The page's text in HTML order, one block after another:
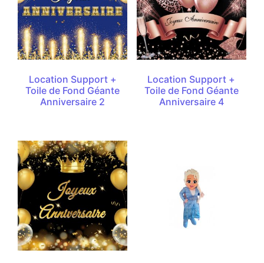
Location Support +
Toile de Fond Géante
Anniversaire 2
Location Support +
Toile de Fond Géante
Anniversaire 4